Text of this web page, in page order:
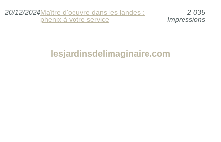
20/12/2024Maître d'oeuvre dans les landes :
phenix à votre service
2 035
Impressions
lesjardinsdelimaginaire.com